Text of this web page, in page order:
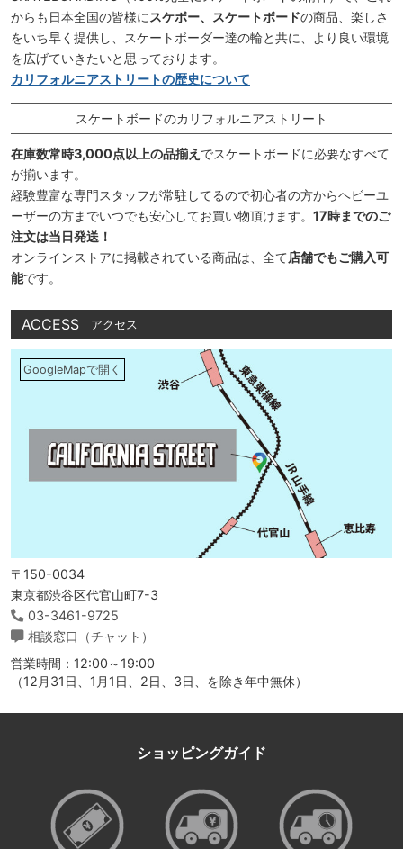
からも日本全国の皆様に スケボー、スケートボードの商品、楽しさ
をいち早く提供し、スケートボーダー達の輪と共に、より良い環境
を広げていきたいと思っております。
カリフォルニアストリートの歴史について
スケートボードのカリフォルニアストリート
在庫数常時3,000点以上の品揃え でスケートボードに必要なすべて
が揃います。
経験豊富な専門スタッフが常駐してるので初心者の方からヘビーユ
ーザーの方までいつでも安心してお買い物頂けます。 17時までのご
注文は当日発送！
オンラインストアに掲載されている商品は、全て店舗でもご購入可
能です。
ACCESS アクセス
GoogleMapで開く
〒150-0034
東京都渋谷区代官山町7-3
03-3461-9725
相談窓口（チャット）
営業時間：12:00～19:00
（12月31日、1月1日、2日、3日、を除き年中無休）
ショッピングガイド